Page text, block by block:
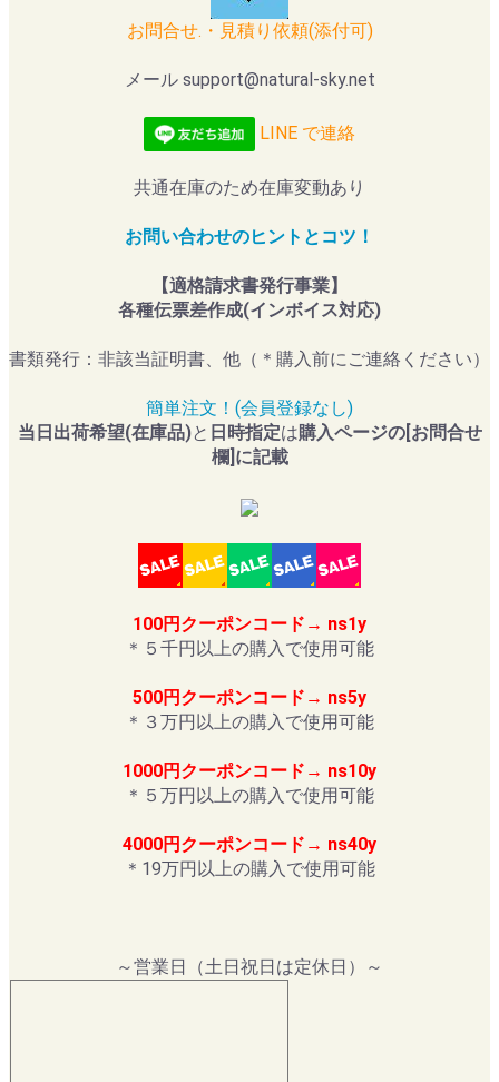
お問合せ.・見積り依頼(添付可)
メール support@natural-sky.net
LINE で連絡
共通在庫のため在庫変動あり
お問い合わせのヒントとコツ！
【適格請求書発行事業】
各種伝票差作成(インボイス対応)
書類発行：非該当証明書、他（＊購入前にご連絡ください）
簡単注文！(会員登録なし)
当日出荷希望(在庫品)と 日時指定は購入ページの[お問合せ
欄]に記載
100円クーポンコード→ ns1y
＊５千円以上の購入で使用可能
500円クーポンコード→ ns5y
＊３万円以上の購入で使用可能
1000円クーポンコード→ ns10y
＊５万円以上の購入で使用可能
4000円クーポンコード→ ns40y
＊19万円以上の購入で使用可能
～営業日（土日祝日は定休日）～